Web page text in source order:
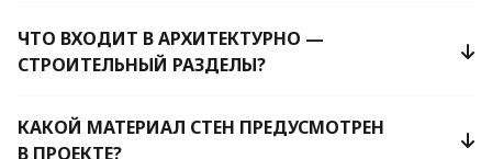
ЧТО ВХОДИТ В АРХИТЕКТУРНО —
СТРОИТЕЛЬНЫЙ РАЗДЕЛЫ?
КАКОЙ МАТЕРИАЛ СТЕН ПРЕДУСМОТРЕН
В ПРОЕКТЕ?